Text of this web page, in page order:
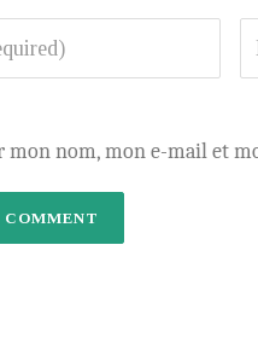
mon nom, mon e-mail et